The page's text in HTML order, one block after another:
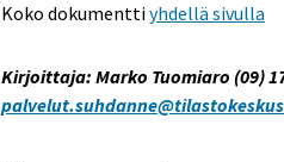
Koko dokumenttiyhdellä sivulla
Kirjoittaja: Marko Tuomiaro (09)